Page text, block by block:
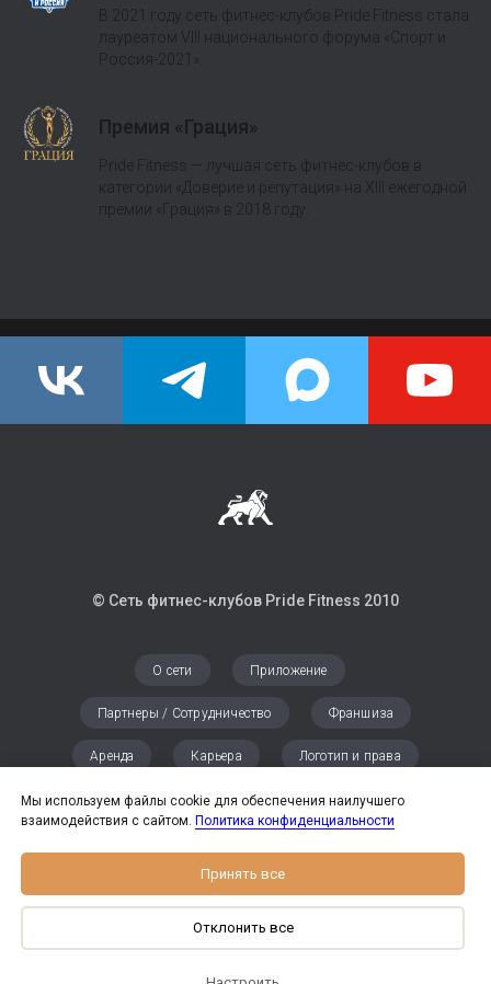
В 2021 году сеть фитнес-клубов Pride Fitness стала
лауреатом VIII национального форума «Спорт и
Россия-2021».
Премия «Грация»
Pride Fitness — лучшая сеть фитнес-клубов в
категории «Доверие и репутация» на XIII ежегодной
премии «Грация» в 2018 году.
© Сеть фитнес-клубов Pride Fitness 2010
О сети Приложение
Партнеры / Сотрудничество Франшиза
Аренда Карьера Логотип и права
Группа Компаний Pride United
Согласие на обработку персональных данных
Мы используем файлы cookie для обеспечения наилучшего
взаимодействия с сайтом. Политика конфиденциальности
Принять все
Отклонить все